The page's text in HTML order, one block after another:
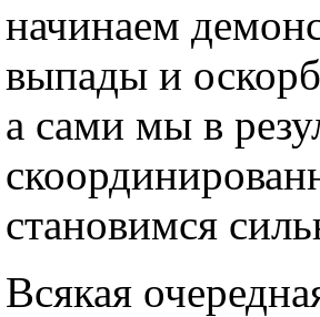
начинаем
выпады и
а сами мы в
становимся
Всякая